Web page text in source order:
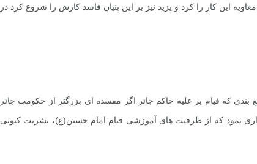
این کار را کرد و یزید نیز بر این بنیان فاسد کارش را شروع کرد در
بندی که قیام بر علیه حاکم جائر اگر مفسده ای بزرگتر از حکومت جائر
نمود که از ظرفیت های آموزشی قیام امام حسین(ع)، بشریت کنونی